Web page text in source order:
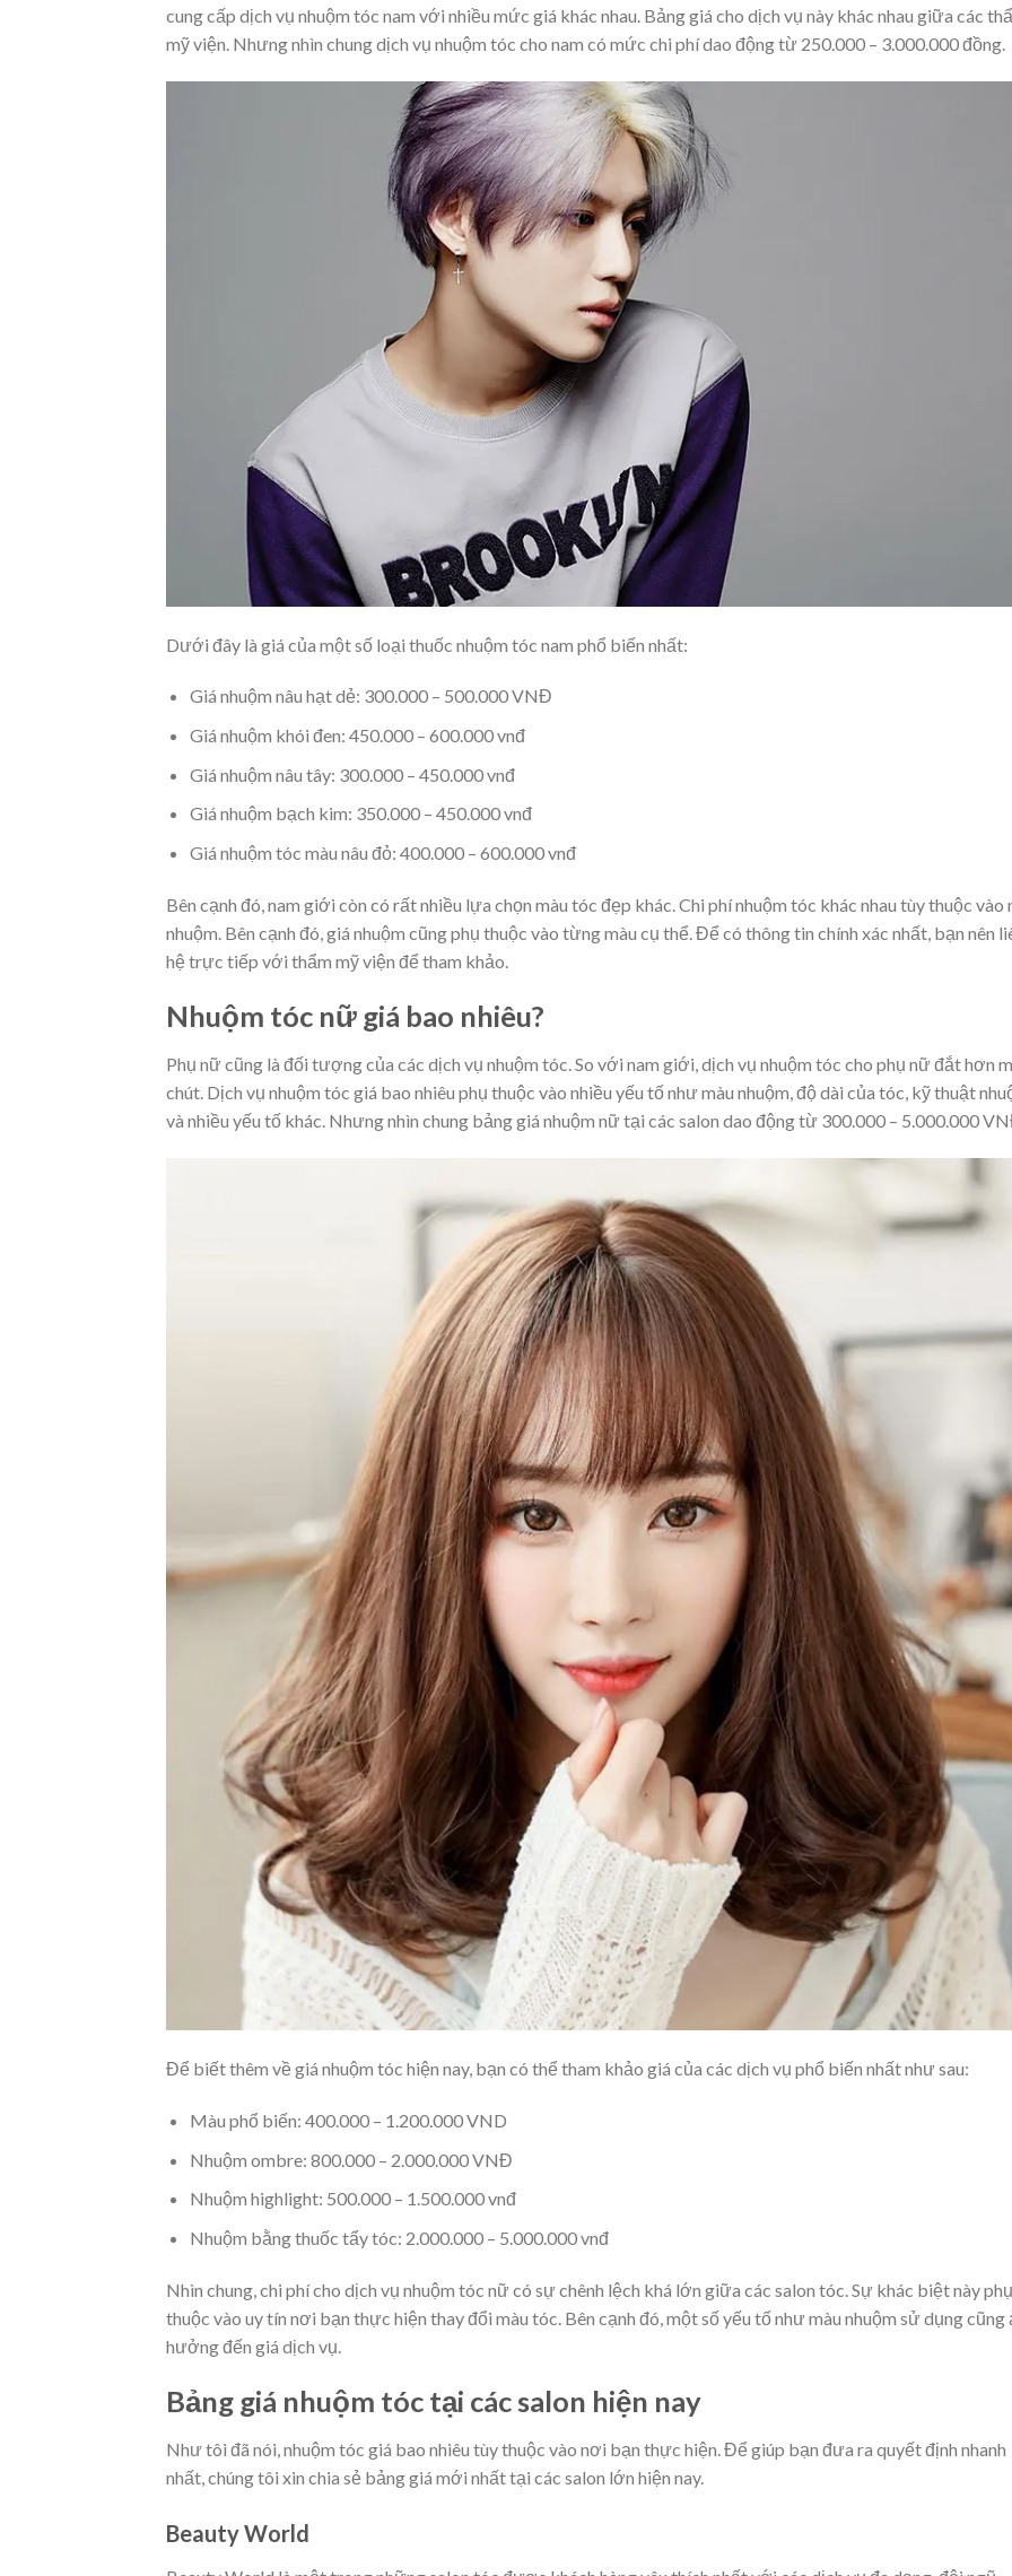
cung cấp dịch vụ nhuộm tóc nam với nhiều mức giá khác nhau. Bảng giá cho dịch vụ này khác nhau giữa các
mỹ viện. Nhưng nhìn chung dịch vụ nhuộm tóc cho nam có mức chi phí dao động từ 250.000 – 3.000.000 đồng.
Dưới đây là giá của một số loại thuốc nhuộm tóc nam phổ biến nhất:
Giá nhuộm nâu hạt dẻ: 300.000 – 500.000 VNĐ
Giá nhuộm khói đen: 450.000 – 600.000 vnđ
Giá nhuộm nâu tây: 300.000 – 450.000 vnđ
Giá nhuộm bạch kim: 350.000 – 450.000 vnđ
Giá nhuộm tóc màu nâu đỏ: 400.000 – 600.000 vnđ
Bên cạnh đó, nam giới còn có rất nhiều lựa chọn màu tóc đẹp khác. Chi phí nhuộm tóc khác nhau tùy thuộc vào
nhuộm. Bên cạnh đó, giá nhuộm cũng phụ thuộc vào từng màu cụ thể. Để có thông tin chính xác nhất, bạn nên
hệ trực tiếp với thẩm mỹ viện để tham khảo.
Nhuộm tóc nữ giá bao nhiêu?
Phụ nữ cũng là đối tượng của các dịch vụ nhuộm tóc. So với nam giới, dịch vụ nhuộm tóc cho phụ nữ đắt hơn
chút. Dịch vụ nhuộm tóc giá bao nhiêu phụ thuộc vào nhiều yếu tố như màu nhuộm, độ dài của tóc, kỹ thuật
và nhiều yếu tố khác. Nhưng nhìn chung bảng giá nhuộm nữ tại các salon dao động từ 300.000 – 5.000.000
Để biết thêm về giá nhuộm tóc hiện nay, bạn có thể tham khảo giá của các dịch vụ phổ biến nhất như sau:
Màu phổ biến: 400.000 – 1.200.000 VND
Nhuộm ombre: 800.000 – 2.000.000 VNĐ
Nhuộm highlight: 500.000 – 1.500.000 vnđ
Nhuộm bằng thuốc tẩy tóc: 2.000.000 – 5.000.000 vnđ
Nhìn chung, chi phí cho dịch vụ nhuộm tóc nữ có sự chênh lệch khá lớn giữa các salon tóc. Sự khác biệt này phụ
thuộc vào uy tín nơi bạn thực hiện thay đổi màu tóc. Bên cạnh đó, một số yếu tố như màu nhuộm sử dụng cũng
hưởng đến giá dịch vụ.
Bảng giá nhuộm tóc tại các salon hiện nay
Như tôi đã nói, nhuộm tóc giá bao nhiêu tùy thuộc vào nơi bạn thực hiện. Để giúp bạn đưa ra quyết định nhanh
nhất, chúng tôi xin chia sẻ bảng giá mới nhất tại các salon lớn hiện nay.
Beauty World